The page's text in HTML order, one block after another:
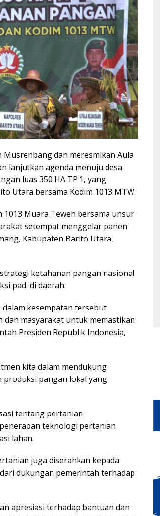
Musrenbang dan meresmikan Aula
lanjutkan agenda menuju desa
luas 350 HA TP 1, yang
Utara bersama Kodim 1013 MTW.
1013 Muara Teweh bersama unsur
setempat menggelar panen
Kabupaten Barito Utara,
ketahanan pangan nasional
padi di daerah.
kesempatan tersebut
masyarakat untuk memastikan
Presiden Republik Indonesia,
kita dalam mendukung
pangan lokal yang
tentang pertanian
teknologi pertanian
lahan.
juga diserahkan kepada
dukungan pemerintah terhadap
apresiasi terhadap bantuan dan